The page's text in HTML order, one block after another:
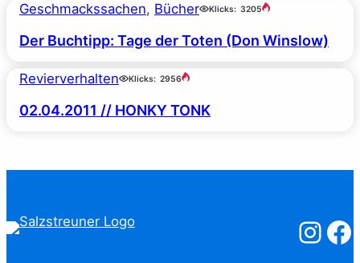
Geschmackssachen, Bücher Klicks: 3205
Der Buchtipp: Tage der Toten (Don Winslow)
Revierverhalten Klicks: 2956
02.04.2011 // HONKY TONK